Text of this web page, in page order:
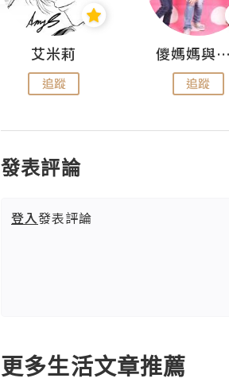
艾米莉
追蹤
儍媽媽與兩隻小魔怪之家
追蹤
發表評論
登入發表評論
更多生活文章推薦